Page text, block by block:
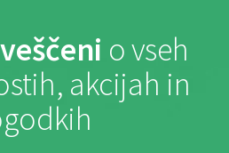
o vseh
akcijah in